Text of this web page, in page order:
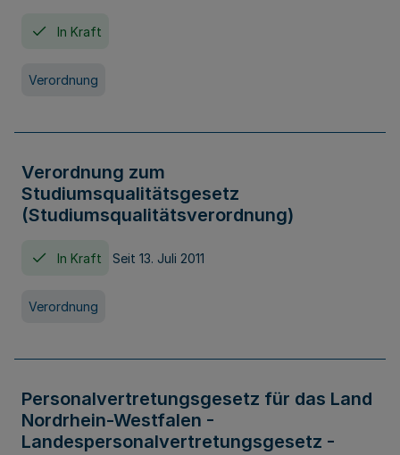
In Kraft
Verordnung
Verordnung zum
Studiumsqualitätsgesetz
(Studiumsqualitätsverordnung)
In Kraft Seit 13. Juli 2011
Verordnung
Personalvertretungsgesetz für das Land
Nordrhein-Westfalen -
Landespersonalvertretungsgesetz -